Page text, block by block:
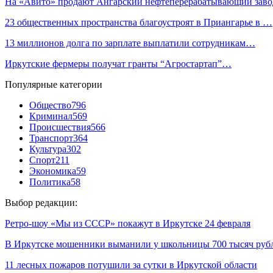
23 общественных пространства благоустроят в Приангарье в …
13 миллионов долга по зарплате выплатили сотрудникам…
Иркутские фермеры получат гранты “Агростартап”…
Популярные категории
Общество796
Криминал569
Происшествия566
Транспорт364
Культура302
Спорт211
Экономика59
Политика58
Выбор редакции:
Ретро-шоу «Мы из СССР» покажут в Иркутске 24 февраля
В Иркутске мошенники выманили у школьницы 700 тысяч
11 лесных пожаров потушили за сутки в Иркутской области